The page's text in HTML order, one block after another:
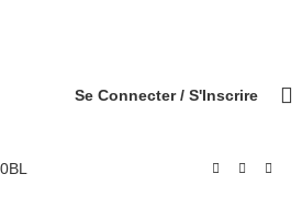
Se Connecter / S'Inscrire